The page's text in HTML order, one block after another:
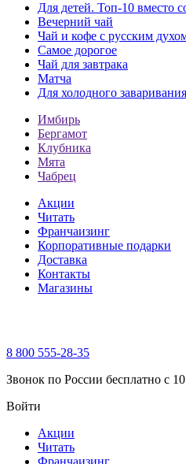
Для детей. Топ-10 вместо
Вечерний чай
Чай и кофе с русским
Самое дорогое
Чай для завтрака
Матча
Для холодного заваривания
Имбирь
Бергамот
Клубника
Мята
Чабрец
Акции
Читать
Франчаизинг
Корпоративные подарки
Доставка
Контакты
Магазины
8 800 555-28-35
Звонок по России бесплатно c
Войти
Акции
Читать
Франчаизинг